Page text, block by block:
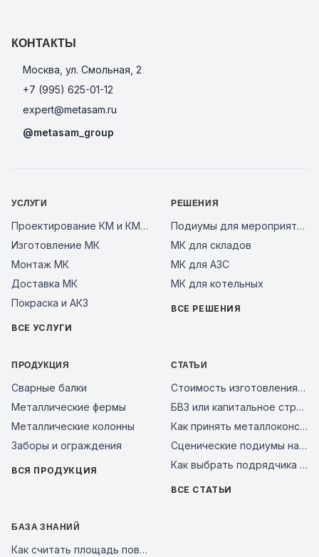
КОНТАКТЫ
Москва, ул. Смольная, 2
+7 (995) 625-01-12
expert@metasam.ru
@metasam_group
УСЛУГИ
Проектирование КМ и КМД
Изготовление МК
Монтаж МК
Доставка МК
Покраска и АКЗ
ВСЕ УСЛУГИ
РЕШЕНИЯ
Подиумы для мероприятий
МК для складов
МК для АЗС
МК для котельных
ВСЕ РЕШЕНИЯ
ПРОДУКЦИЯ
Сварные балки
Металлические фермы
Металлические колонны
Заборы и ограждения
ВСЯ ПРОДУКЦИЯ
СТАТЬИ
Стоимость изготовления металлоконструкций за тонну в 2026 году: из чего складывается цена и как сравнить предложения заводов
БВЗ или капитальное строительство: сравнение смет 2026
Как принять металлоконструкции на объекте: чек-лист входного контроля и типичные ошибки поставщиков в 2026 году
Сценические подиумы на металлическом каркасе: почему это надежное решение для мероприятий, бизнеса и уличных площадок
Как выбрать подрядчика на металлоконструкции в 2026 году: чек-лист проверки завода перед авансом
ВСЕ СТАТЬИ
БАЗА ЗНАНИЙ
Как считать площадь поверхности металлоконструкций для покраски и АКЗ